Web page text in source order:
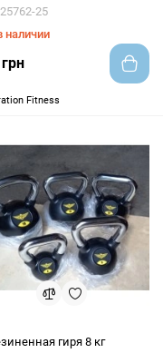
25
наличии
Fitness
гиря 8 кг